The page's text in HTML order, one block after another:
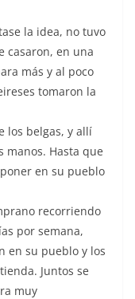
la idea, no tuvo
casaron, en una
más y al poco
tomaron la
los belgas, y allí
manos. Hasta que
en su pueblo
recorriendo
por semana,
en su pueblo y los
Juntos se
muy